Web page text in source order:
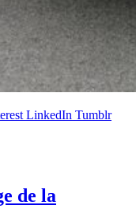
LinkedIn Tumblr
de la